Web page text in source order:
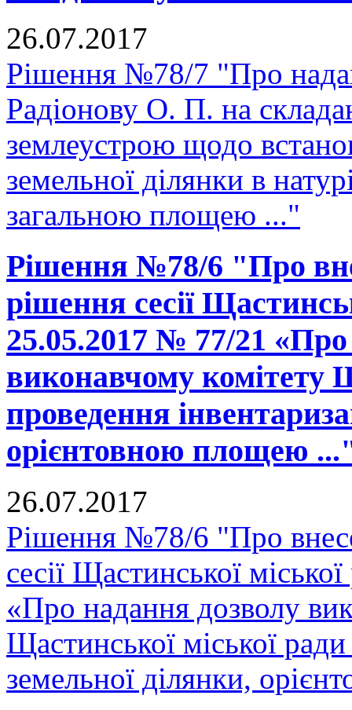
26.07.2017
Рішення №78/7 "Про
Радіонову О. П. на
землеустрою щодо
земельної ділянки в
загальною площею ..."
Рішення №78/6 "Про
рішення сесії
25.05.2017 № 77/21
виконавчому комітету
проведення
орієнтовною площею
26.07.2017
Рішення №78/6 "Про
сесії Щастинської
«Про надання дозволу
Щастинської міської
земельної ділянки,